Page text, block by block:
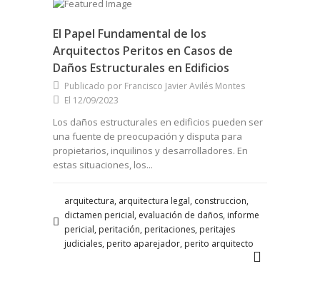
El Papel Fundamental de los
Arquitectos Peritos en Casos de
Daños Estructurales en Edificios
Publicado por Francisco Javier Avilés Montes
El 12/09/2023
Los daños estructurales en edificios pueden ser
una fuente de preocupación y disputa para
propietarios, inquilinos y desarrolladores. En
estas situaciones, los...
arquitectura, arquitectura legal, construccion,
dictamen pericial, evaluación de daños, informe
pericial, peritación, peritaciones, peritajes
judiciales, perito aparejador, perito arquitecto